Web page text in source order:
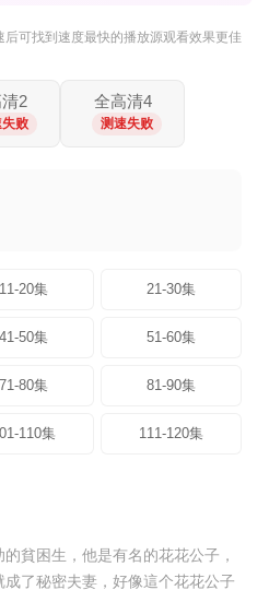
后可找到速度最快的播放源观看效果更佳
2
败
全高清4
测速失败
11-20集 21-30集
41-50集 51-60集
71-80集 81-90集
110集 111-120集
貧困生，他是有名的花花公子，
了秘密夫妻，好像這个花花公子